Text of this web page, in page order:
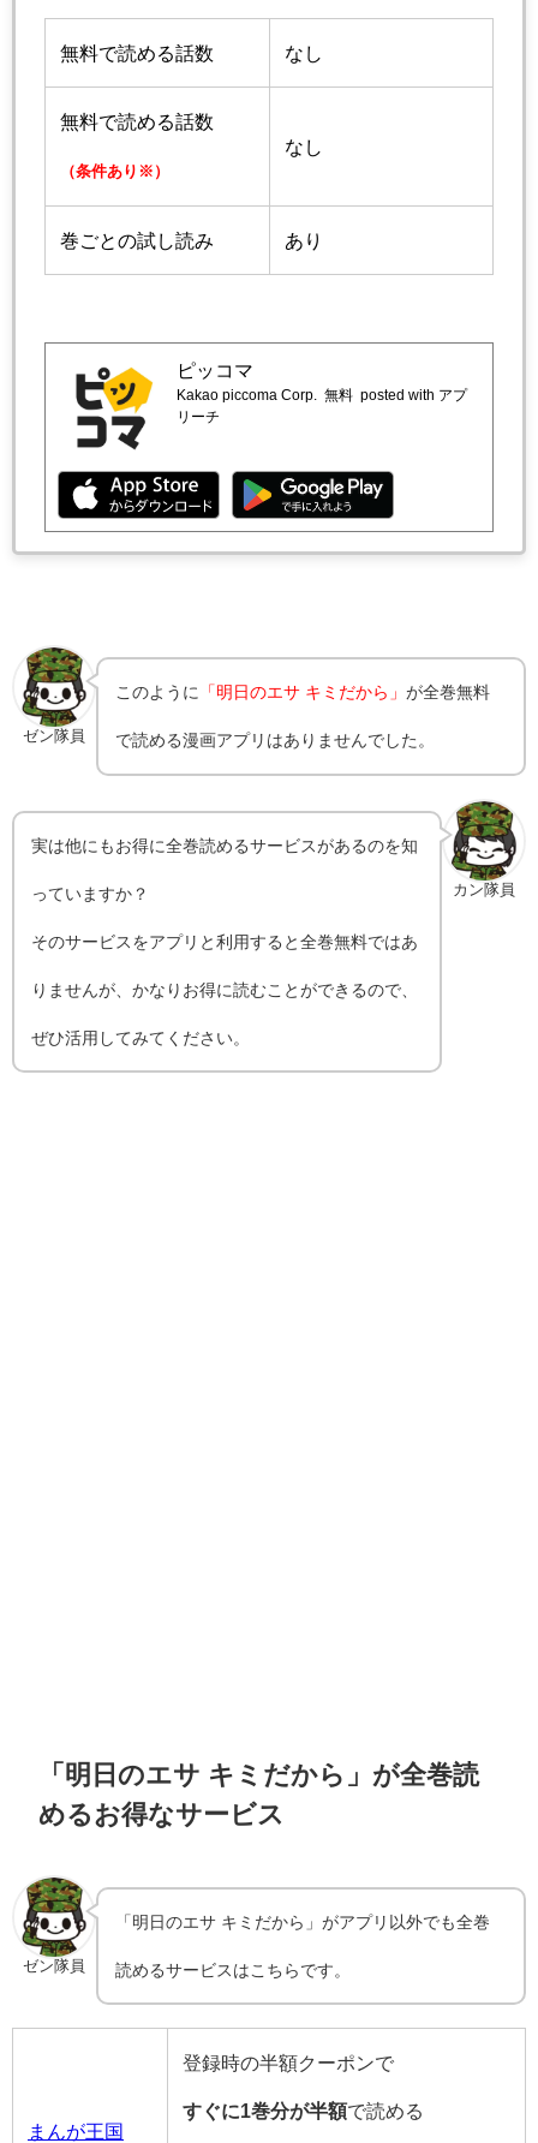
無料で読める話数 なし
無料で読める話数
（条件あり※）
なし
巻ごとの試し読み あり
ピッコマ
Kakao piccoma Corp. 無料 posted with アプ
リーチ
ゼン隊員
このように 「明日のエサ キミだから」が全巻無料
で読める漫画アプリはありませんでした。
カン隊員
実は他にもお得に全巻読めるサービスがあるのを知
っていますか？
そのサービスをアプリと利用すると全巻無料ではあ
りませんが、かなりお得に読むことができるので、
ぜひ活用してみてください。
「明日のエサ キミだから」が全巻読
めるお得なサービス
ゼン隊員
「明日のエサ キミだから」がアプリ以外でも全巻
読めるサービスはこちらです。
まんが王国
登録時の半額クーポンで
すぐに1巻分が半額で読める